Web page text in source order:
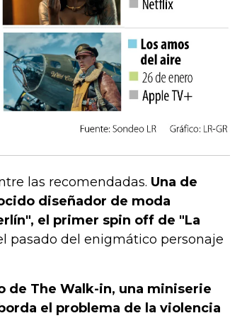
las recomendadas. Una de
diseñador de moda
el primer spin off de "La
pasado del enigmático personaje
de The Walk-in, una miniserie
el problema de la violencia